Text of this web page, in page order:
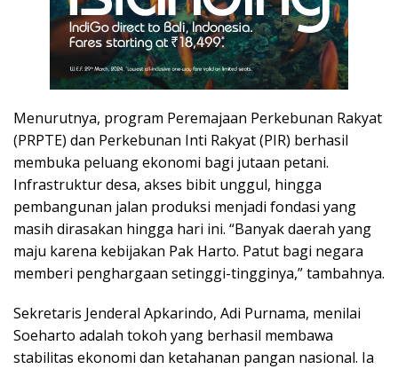
Menurutnya, program Peremajaan Perkebunan Rakyat
(PRPTE) dan Perkebunan Inti Rakyat (PIR) berhasil
membuka peluang ekonomi bagi jutaan petani.
Infrastruktur desa, akses bibit unggul, hingga
pembangunan jalan produksi menjadi fondasi yang
masih dirasakan hingga hari ini. “Banyak daerah yang
maju karena kebijakan Pak Harto. Patut bagi negara
memberi penghargaan setinggi-tingginya,” tambahnya.
Sekretaris Jenderal Apkarindo, Adi Purnama, menilai
Soeharto adalah tokoh yang berhasil membawa
stabilitas ekonomi dan ketahanan pangan nasional. Ia